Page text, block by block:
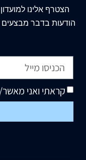
הצטרף אלינו
הודעות בדבר מבצעים
קראתי ואני